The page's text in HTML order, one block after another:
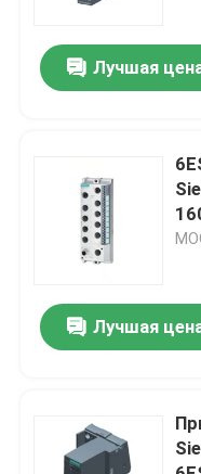
О нас
Контроль качества
Свяжитесь с нами
Запросите цитату
Модули ПЛК ABB
Лучшая
Лучшая